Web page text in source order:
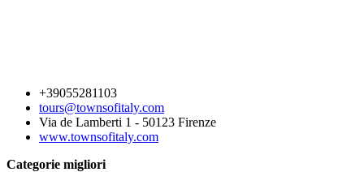
+39055281103
tours@townsofitaly.com
Via de Lamberti 1 - 50123 Firenze
www.townsofitaly.com
Categorie migliori